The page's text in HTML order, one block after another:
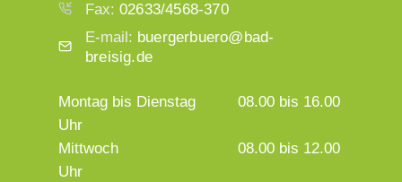
Fax: 02633/4568-370
E-mail: buergerbuero@bad-
breisig.de
Montag bis Dienstag
08.00 bis 16.00
Uhr
Mittwoch
08.00 bis 12.00
Uhr